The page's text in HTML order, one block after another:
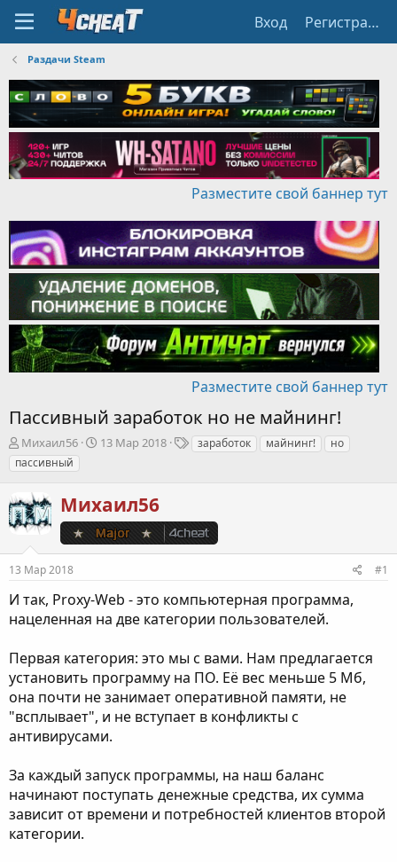
Вход Регистрация
Раздачи Steam
Разместите свой баннер тут
Разместите свой баннер тут
Пассивный заработок но не майнинг!
А
в
т
р
т
м
ы
Михаил56
Д
н
а
ч
а
13 Мар 2018
Тзаработок майнинг!
но
пассивный
Михаил56
13 Мар 2018 #1
И так, Proxy-Web - это компьютерная программа,
нацеленная на две категории пользователей.
Первая категория: это мы с вами. Нам предлагается
установить программу на ПО. Её вес меньше 5 Мб,
она почти не занимает оперативной памяти, не
"всплывает", и не вступает в конфликты с
антивирусами.
За каждый запуск программы, на наш баланс
начинают поступать денежные средства, их сумма
зависит от времени и потребностей клиентов второй
категории.